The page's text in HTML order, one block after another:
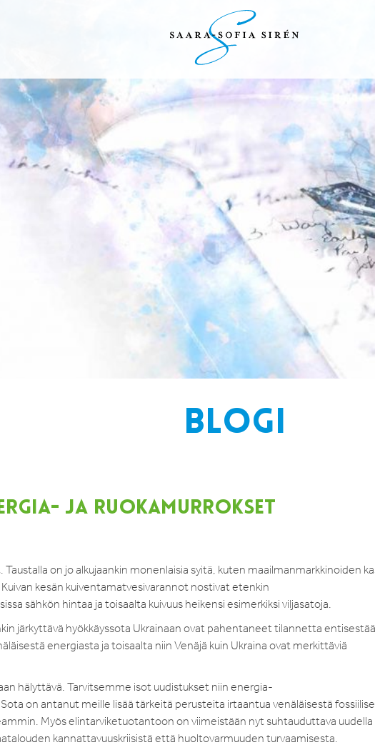
BLOGI
JA RUOKAMURROKSET
on jo alkujaankin monenlaisia syitä, kuten maailmanmarkkinoiden
kesän kuiventamatvesivarannot nostivat etenkin
sähkön hintaa ja toisaalta kuivuus heikensi esimerkiksi viljasatoja.
järkyttävä hyökkäyssota Ukrainaan ovat pahentaneet tilannetta
energiasta ja toisaalta niin Venäjä kuin Ukraina ovat merkittäviä
hälyttävä. Tarvitsemme isot uudistukset niin energia-
on antanut meille lisää tärkeitä perusteita irtaantua venäläisestä
Myös elintarviketuotantoon on viimeistään nyt suhtauduttava uudella
kannattavuuskriisistä että huoltovarmuuden turvaamisesta.